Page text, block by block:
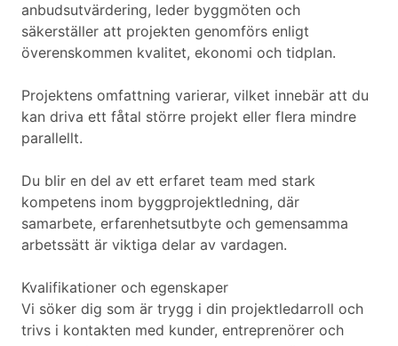
anbudsutvärdering, leder byggmöten och
säkerställer att projekten genomförs enligt
överenskommen kvalitet, ekonomi och tidplan.
Projektens omfattning varierar, vilket innebär att du
kan driva ett fåtal större projekt eller flera mindre
parallellt.
Du blir en del av ett erfaret team med stark
kompetens inom byggprojektledning, där
samarbete, erfarenhetsutbyte och gemensamma
arbetssätt är viktiga delar av vardagen.
Kvalifikationer och egenskaper
Vi söker dig som är trygg i din projektledarroll och
trivs i kontakten med kunder, entreprenörer och